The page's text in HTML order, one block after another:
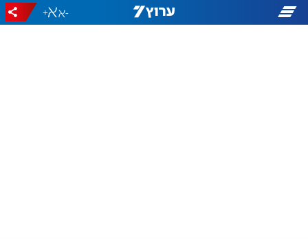
-
+